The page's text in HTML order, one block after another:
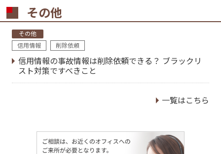
その他
その他
信用情報
削除依頼
信用情報の事故情報は削除依頼できる？ ブラックリ
スト対策ですべきこと
一覧はこちら